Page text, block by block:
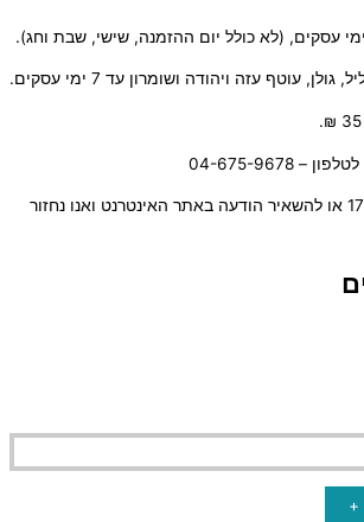
עוטף עזה ויהודה ושומרון עד 7 ימי עסקים.
04-675-9678
בין השעות 9:00 – 17:00 או להשאיר הודעה באתר האינטרנט ואנו נחזור
+